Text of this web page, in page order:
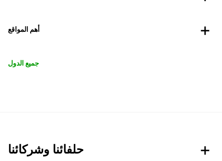
أهم المواقع
جميع الدول
حلفائنا وشركائنا